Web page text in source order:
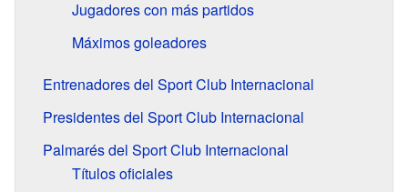
Jugadores con más partidos
Máximos goleadores
Entrenadores del Sport Club Internacional
Presidentes del Sport Club Internacional
Palmarés del Sport Club Internacional
Títulos oficiales